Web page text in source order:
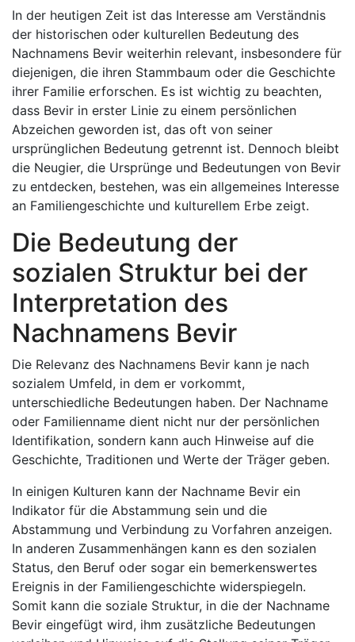
In der heutigen Zeit ist das Interesse am Verständnis
der historischen oder kulturellen Bedeutung des
Nachnamens Bevir weiterhin relevant, insbesondere für
diejenigen, die ihren Stammbaum oder die Geschichte
ihrer Familie erforschen. Es ist wichtig zu beachten,
dass Bevir in erster Linie zu einem persönlichen
Abzeichen geworden ist, das oft von seiner
ursprünglichen Bedeutung getrennt ist. Dennoch bleibt
die Neugier, die Ursprünge und Bedeutungen von Bevir
zu entdecken, bestehen, was ein allgemeines Interesse
an Familiengeschichte und kulturellem Erbe zeigt.
Die Bedeutung der
sozialen Struktur bei der
Interpretation des
Nachnamens Bevir
Die Relevanz des Nachnamens Bevir kann je nach
sozialem Umfeld, in dem er vorkommt,
unterschiedliche Bedeutungen haben. Der Nachname
oder Familienname dient nicht nur der persönlichen
Identifikation, sondern kann auch Hinweise auf die
Geschichte, Traditionen und Werte der Träger geben.
In einigen Kulturen kann der Nachname Bevir ein
Indikator für die Abstammung sein und die
Abstammung und Verbindung zu Vorfahren anzeigen.
In anderen Zusammenhängen kann es den sozialen
Status, den Beruf oder sogar ein bemerkenswertes
Ereignis in der Familiengeschichte widerspiegeln.
Somit kann die soziale Struktur, in die der Nachname
Bevir eingefügt wird, ihm zusätzliche Bedeutungen